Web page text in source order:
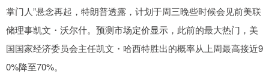
掌门人”悬念再起，特朗普透露，计划于周三晚些时候会见前美联
储理事凯文・沃尔什。预测市场定价显示，此前的最大热门，美
国国家经济委员会主任凯文・哈西特胜出的概率从上周最高接近9
0%降至70%。